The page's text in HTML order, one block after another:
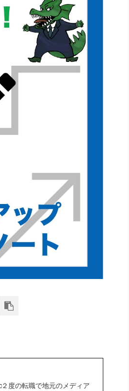
度の転職で地元のメディア